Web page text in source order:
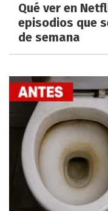
Qué ver en
episodios que
de semana